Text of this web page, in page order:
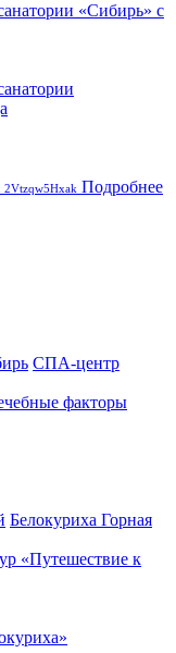
«Сибирь» с
2Vtzqw5Hxak Подробнее
СПА-центр
факторы
Белокуриха Горная
«Путешествие к